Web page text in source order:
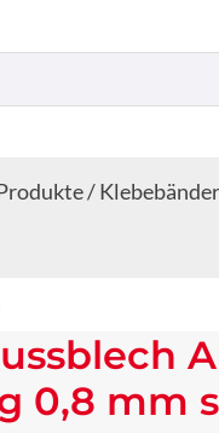
/ Klebebänder
0,8 mm